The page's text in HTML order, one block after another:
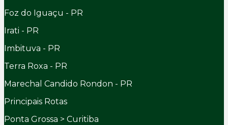
Foz do Iguaçu - PR
Irati - PR
Imbituva - PR
Terra Roxa - PR
Marechal Candido Rondon - PR
Principais Rotas
Ponta Grossa > Curitiba